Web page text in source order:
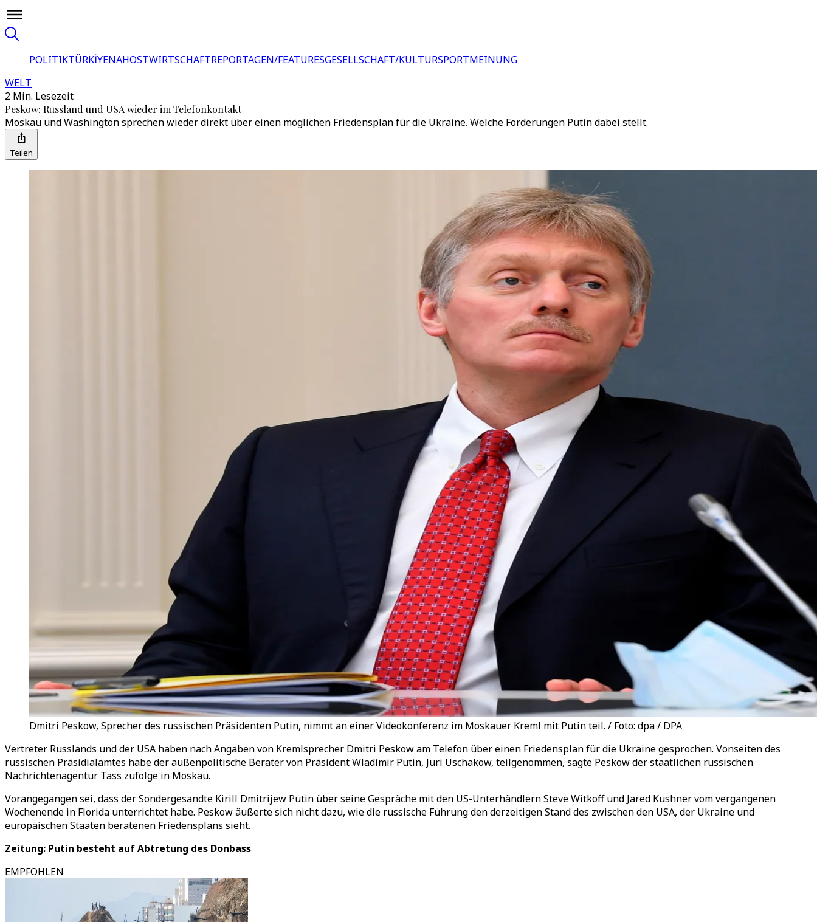
POLITIKTÜRKİYENAHOSTWIRTSCHAFTREPORTAGEN/FEATURESGESELLSCHAFT/KULTURSPORTMEINUNG
WELT
2 Min. Lesezeit
Peskow: Russland und USA wieder im Telefonkontakt
Moskau und Washington sprechen wieder direkt über einen möglichen Friedensplan für die Ukraine. Welche Forderungen Putin dabei stellt.
Teilen
Dmitri Peskow, Sprecher des russischen Präsidenten Putin, nimmt an einer Videokonferenz im Moskauer Kreml mit Putin teil. / Foto: dpa / DPA
Vertreter Russlands und der USA haben nach Angaben von Kremlsprecher Dmitri Peskow am Telefon über einen Friedensplan für die Ukraine gesprochen. Vonseiten des
russischen Präsidialamtes habe der außenpolitische Berater von Präsident Wladimir Putin, Juri Uschakow, teilgenommen, sagte Peskow der staatlichen russischen
Nachrichtenagentur Tass zufolge in Moskau.
Vorangegangen sei, dass der Sondergesandte Kirill Dmitrijew Putin über seine Gespräche mit den US-Unterhändlern Steve Witkoff und Jared Kushner vom vergangenen
Wochenende in Florida unterrichtet habe. Peskow äußerte sich nicht dazu, wie die russische Führung den derzeitigen Stand des zwischen den USA, der Ukraine und
europäischen Staaten beratenen Friedensplans sieht.
Zeitung: Putin besteht auf Abtretung des Donbass
EMPFOHLEN